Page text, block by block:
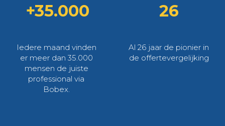
+35.000
Iedere maand vinden
er meer dan 35.000
mensen de juiste
professional via
Bobex.
26
Al 26 jaar de pionier in
de offertevergelijking